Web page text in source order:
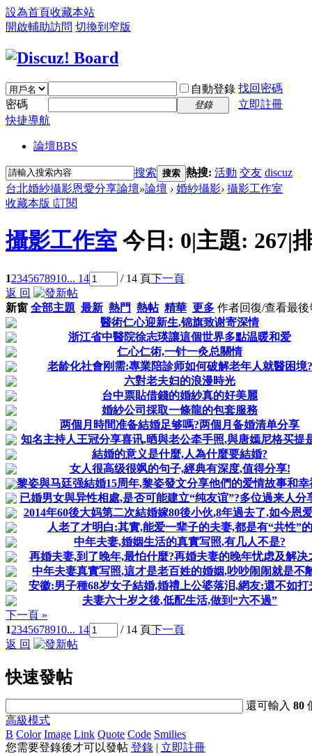
設為首頁收藏本站
開啟輔助訪問 切換到窄版
自動登錄 找回密碼
密碼
登錄
立即註冊
快捷導航
論壇BBS
搜索 搜索 熱搜: 活動 交友 discuz
台北婚紗攝影恩愛分享論壇»論壇 › 婚紗攝影› 攝影工作室
收藏本版 |訂閱
攝影工作室 今日: 0|主題: 267|
12345678910... 14 / 14 頁下一頁
返 回
新窗 全部主題 最新 熱門 熱帖 精華 更多 作者回復/查看最後
醫術仁心迎新生,锦旗致谢寄深情
浙江省中醫院徐志瑛讓這個世界多點温暖和爱
仁心仁術,一针一灸总關情
老龄化社會刚需:專業陪診师如何破解老年人就醫困境?
六對老夫妇的浪漫時光
台中票貼借錢的婚紗真的好美麗
婚紗公司採取一條龍的包套服務
两個月時間准备結婚足够嗎?两個月备婚清单分享
知名主持人王冠分享喜讯,晒與老公牵手照,與唐嫣尼格买提
結婚的意义是什麼,人為什麼要結婚?
女人很高级很飒的句子,經典有深度,值得分享!
黎姿與马廷强結婚15周年,黎姿發文分享他們的爱情故事和幸
已婚男女與异性相處,是否可能建立“纯友谊”?多位過来人分
2014年60後大妈第二次結婚嫁80後小伙,8年過去了,如今恩
人老了才明白:其實,能爱一辈子的夫妻,都是有“共性”的
中年夫妻,婚姻生活的真實写照,有几人不是?
再婚夫妻,到了晚年,最怕什麼?再婚夫妻的晚年忧虑及解决
中年夫妻真實写照,這才是老百姓的婚姻,吵吵闹闹就是不
安徽:男子種68岁女子結婚,婚禮上公婆落泪,網友:還不如打
夫妻六十岁之後,低配生活,做到“六不過”
下一頁 »
12345678910... 14 / 14 頁下一頁
返 回
快速發帖
還可輸入80
高級模式
B Color Image Link Quote Code Smilies
您需要登錄後才可以發帖 登錄 | 立即註冊